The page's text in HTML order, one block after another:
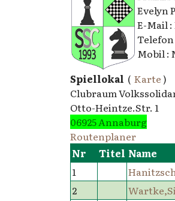
Evelyn
E-Mail
Mobil :
Spiellokal ( Karte )
Clubraum
Otto-Heintze.Str. 1
06925 Annaburg
Routenplaner
Nr Titel Name
1
2